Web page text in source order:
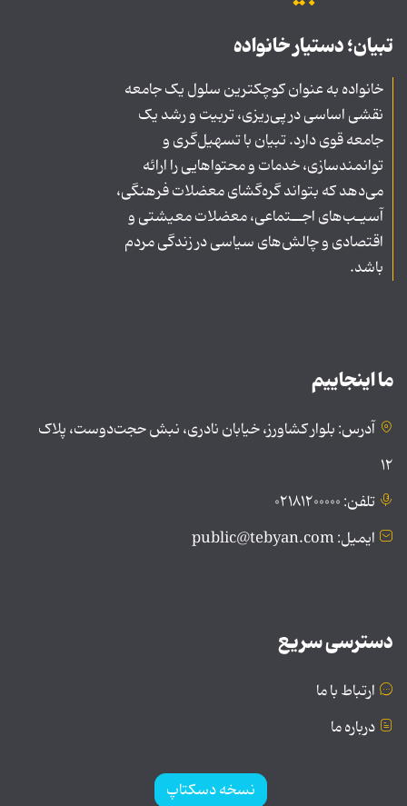
تبیان؛ دستیار خانواده
خانواده به عنوان کوچکترین سلول یک جامعه
نقشی اساسی در پی‌ریزی، تربیت و رشد یک
جامعه قوی دارد. تبیان با تسهیل‌گری و
توانمندسازی، خدمات و محتواهایی را ارائه
می‌دهد که بتواند گره‌گشای معضلات فرهنگی،
آسیـب‌های اجــتماعی، معضلات معیشتی و
اقتصادی و چالش‌های سیاسی در زندگی مردم
باشد.
ما اینجاییم
آدرس: بلوار کشاورز، خیابان نادری، نبش حجت‌دوست، پلاک
۱۲
تلفن: ۰۲۱۸۱۲۰۰۰۰۰
ایمیل: public@tebyan.com
دسترسی سریع
ارتباط با ما
درباره ما
نسخه دسکتاپ